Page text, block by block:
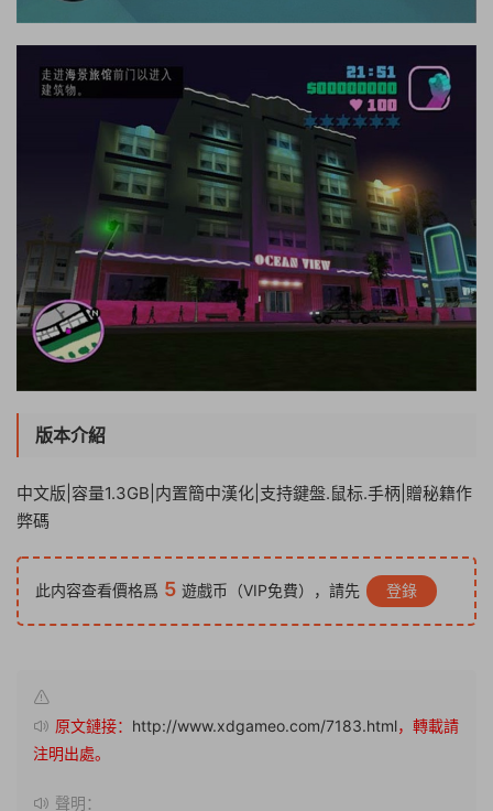
版本介紹
中文版|容量1.3GB|内置簡中漢化|支持鍵盤.鼠标.手柄|贈秘籍作
弊碼
此内容查看價格爲 5 遊戲币（VIP免費），請先 登錄
原文鏈接： http://www.xdgameo.com/7183.html，轉載請
注明出處。
聲明：